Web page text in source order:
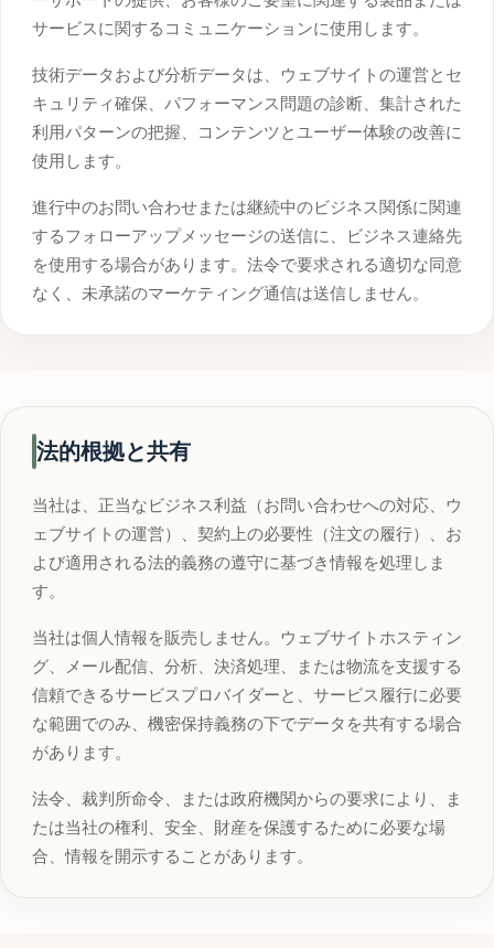
サービスに関するコミュニケーションに使用します。
技術データおよび分析データは、ウェブサイトの運営とセ
キュリティ確保、パフォーマンス問題の診断、集計された
利用パターンの把握、コンテンツとユーザー体験の改善に
使用します。
進行中のお問い合わせまたは継続中のビジネス関係に関連
するフォローアップメッセージの送信に、ビジネス連絡先
を使用する場合があります。法令で要求される適切な同意
なく、未承諾のマーケティング通信は送信しません。
法的根拠と共有
当社は、正当なビジネス利益（お問い合わせへの対応、ウ
ェブサイトの運営）、契約上の必要性（注文の履行）、お
よび適用される法的義務の遵守に基づき情報を処理しま
す。
当社は個人情報を販売しません。ウェブサイトホスティン
グ、メール配信、分析、決済処理、または物流を支援する
信頼できるサービスプロバイダーと、サービス履行に必要
な範囲でのみ、機密保持義務の下でデータを共有する場合
があります。
法令、裁判所命令、または政府機関からの要求により、ま
たは当社の権利、安全、財産を保護するために必要な場
合、情報を開示することがあります。